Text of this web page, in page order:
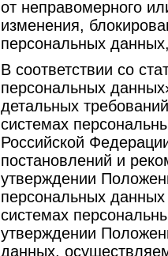
от неправомерного
изменения,
персональных
В соответствии со
персональных
детальных
системах
Российской
постановлений и
утверждении
персональных
системах
утверждении
данных,